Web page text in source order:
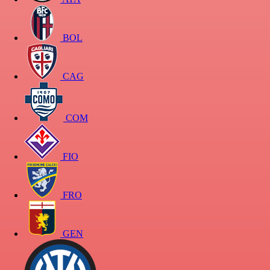
BOL
CAG
COM
FIO
FRO
GEN